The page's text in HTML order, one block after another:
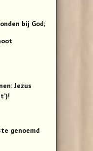
bij God;
Jezus
genoemd